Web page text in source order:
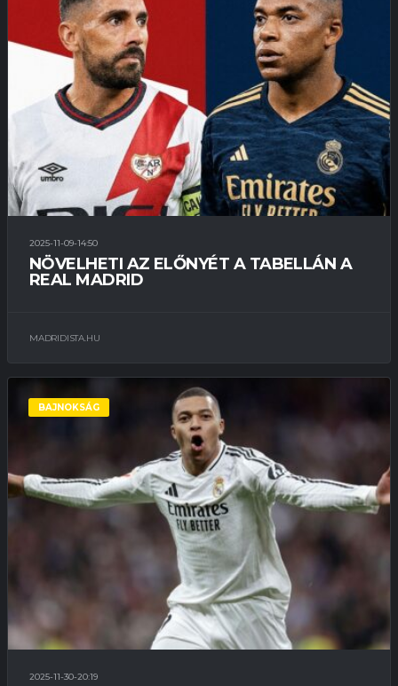
2025-11-09-14:50
NÖVELHETI AZ ELŐNYÉT A TABELLÁN A
REAL MADRID
MADRIDISTA.HU
BAJNOKSÁG
2025-11-30-20:19